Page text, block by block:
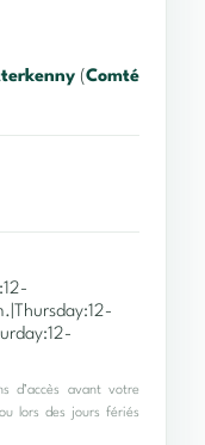
(Comté
d’accès avant votre
lors des jours fériés